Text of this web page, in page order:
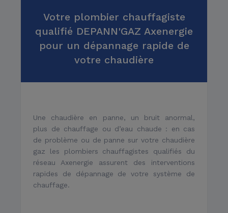
Votre plombier chauffagiste
qualifié DEPANN'GAZ Axenergie
pour un dépannage rapide de
votre chaudière
Une chaudière en panne, un bruit anormal,
plus de chauffage ou d’eau chaude : en cas
de problème ou de panne sur votre chaudière
gaz les plombiers chauffagistes qualifiés du
réseau Axenergie assurent des interventions
rapides de dépannage de votre système de
chauffage.
remplacement
1000 techniciens